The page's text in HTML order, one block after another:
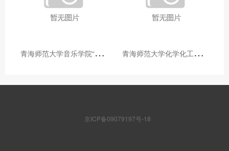
青
海师范大学音乐学院“青舞华章”本科舞蹈专业中期汇报圆满落幕 青
海师范大学化学化工学院开展铸牢中华民族共同体意识大讲堂活动
京ICP备09079197号-18